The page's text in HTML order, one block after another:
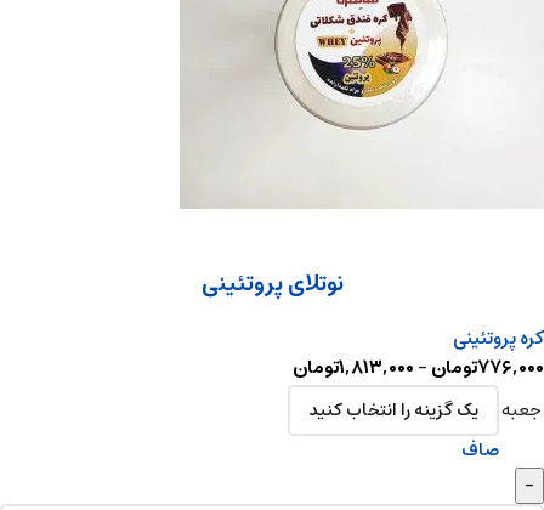
نوتلای پروتئینی
کره پروتئینی
۷۷۶,۰۰۰تومان–۱,۸۱۳,۰۰۰تومان
جعبه
صاف